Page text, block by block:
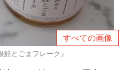
すべての画像
鮭とごまフレーク』